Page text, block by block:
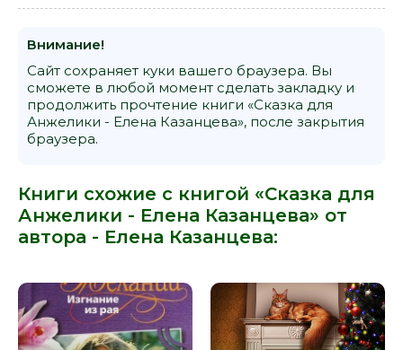
Внимание!
Сайт сохраняет куки вашего браузера. Вы
сможете в любой момент сделать закладку и
продолжить прочтение книги «Сказка для
Анжелики - Елена Казанцева», после закрытия
браузера.
Книги схожие с книгой «Сказка для
Анжелики - Елена Казанцева» от
автора - Елена Казанцева: